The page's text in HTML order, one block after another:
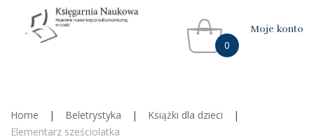
0
Moje konto
Home | Beletrystyka | Książki dla dzieci
|
Elementarz sześciolatka